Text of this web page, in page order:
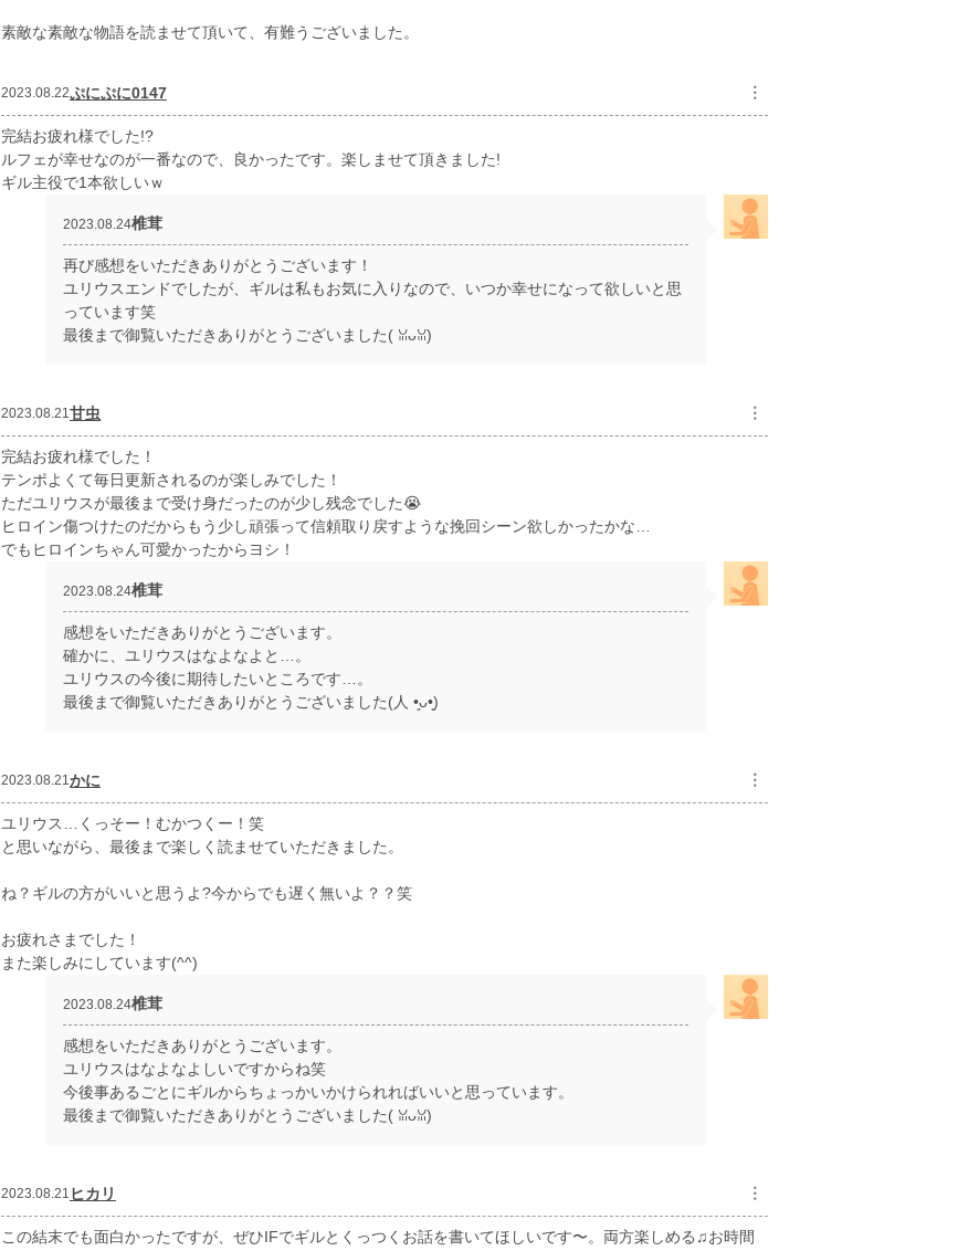
素敵な素敵な物語を読ませて頂いて、有難うございました。
2023.08.22ぷにぷに0147 ︙
完結お疲れ様でした!?
ルフェが幸せなのが一番なので、良かったです。楽しませて頂きました!
ギル主役で1本欲しいｗ
2023.08.24椎茸
再び感想をいただきありがとうございます！
ユリウスエンドでしたが、ギルは私もお気に入りなので、いつか幸せになって欲しいと思
っています笑
最後まで御覧いただきありがとうございました(⁠ ⁠ꈍ⁠ᴗ⁠ꈍ⁠)
2023.08.21甘虫 ︙
完結お疲れ様でした！
テンポよくて毎日更新されるのが楽しみでした！
ただユリウスが最後まで受け身だったのが少し残念でした😭
ヒロイン傷つけたのだからもう少し頑張って信頼取り戻すような挽回シーン欲しかったかな…
でもヒロインちゃん可愛かったからヨシ！
2023.08.24椎茸
感想をいただきありがとうございます。
確かに、ユリウスはなよなよと…。
ユリウスの今後に期待したいところです…。
最後まで御覧いただきありがとうございました(⁠人⁠ ⁠•͈⁠ᴗ⁠•͈⁠)
2023.08.21かに ︙
ユリウス…くっそー！むかつくー！笑
と思いながら、最後まで楽しく読ませていただきました。
ね？ギルの方がいいと思うよ?今からでも遅く無いよ？？笑
お疲れさまでした！
また楽しみにしています(^^)
2023.08.24椎茸
感想をいただきありがとうございます。
ユリウスはなよなよしいですからね笑
今後事あるごとにギルからちょっかいかけられればいいと思っています。
最後まで御覧いただきありがとうございました(⁠ ⁠ꈍ⁠ᴗ⁠ꈍ⁠)
2023.08.21 ヒカリ ︙
この結末でも面白かったですが、ぜひIFでギルとくっつくお話を書いてほしいです〜。両方楽しめる♫お時間